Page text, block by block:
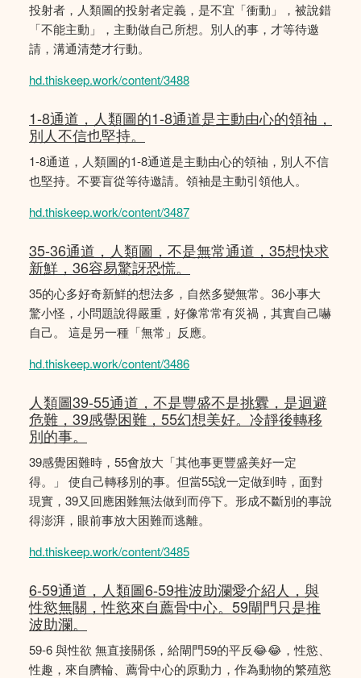
投射者，人類圖的投射者定義，是不宜「衝動」，被說錯
「不能主動」，主動做自己所想。別人的事，才等待邀
請，溝通清楚才行動。
hd.thiskeep.work/content/3488
1-8通道，人類圖的1-8通道是主動由心的領䄂，
別人不信也堅持。
1-8通道，人類圖的1-8通道是主動由心的領䄂，別人不信
也堅持。不要盲從等待邀請。領袖是主動引領他人。
hd.thiskeep.work/content/3487
35-36通道，人類圖，不是無常通道，35想快求
新鮮，36容易驚訝恐慌。
35的心多好奇新鮮的想法多，自然多變無常。36小事大
驚小怪，小問題說得嚴重，好像常常有災禍，其實自己嚇
自己。 這是另一種「無常」反應。
hd.thiskeep.work/content/3486
人類圖39-55通道，不是豐盛不是挑釁，是迴避
危難，39感覺困難，55幻想美好。冷靜後轉移
別的事。
39感覺困難時，55會放大「其他事更豐盛美好一定
得。」 使自己轉移別的事。但當55說一定做到時，面對
現實，39又回應困難無法做到而停下。形成不斷別的事說
得澎湃，眼前事放大困難而逃離。
hd.thiskeep.work/content/3485
6-59通道，人類圖6-59推波助瀾愛介紹人，與
性慾無關，性慾來自薦骨中心。59閘門只是推
波助瀾。
59-6 與性欲 無直接關係，給閘門59的平反😂😂，性慾、
性趣，來自臍輪、薦骨中心的原動力，作為動物的繁殖慾